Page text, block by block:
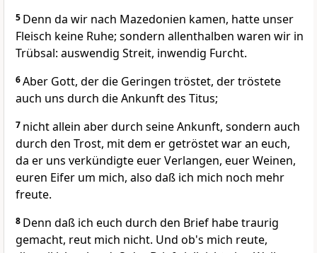
5 Denn da wir nach Mazedonien kamen, hatte unser
Fleisch keine Ruhe; sondern allenthalben waren wir in
Trübsal: auswendig Streit, inwendig Furcht.
6Aber Gott, der die Geringen tröstet, der tröstete
auch uns durch die Ankunft des Titus;
7 nicht allein aber durch seine Ankunft, sondern auch
durch den Trost, mit dem er getröstet war an euch,
da er uns verkündigte euer Verlangen, euer Weinen,
euren Eifer um mich, also daß ich mich noch mehr
freute.
8 Denn daß ich euch durch den Brief habe traurig
gemacht, reut mich nicht. Und ob's mich reute,